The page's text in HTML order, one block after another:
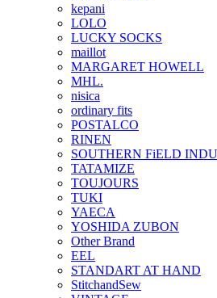
kepani
LOLO
LUCKY SOCKS
maillot
MARGARET HOWELL
MHL.
nisica
ordinary fits
POSTALCO
RINEN
SOUTHERN FiELD
TATAMIZE
TOUJOURS
TUKI
YAECA
YOSHIDA ZUBON
Other Brand
EEL
STANDART AT HAND
StitchandSew